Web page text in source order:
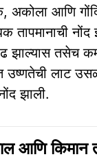
अकोला आणि
नोंद
झाल्यास तसेच
उष्णतेची लाट
झाली.
किमान